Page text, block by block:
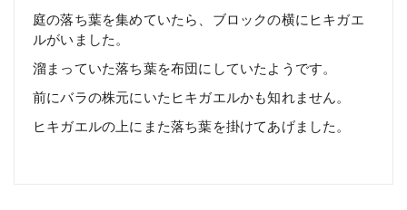
庭の落ち葉を集めていたら、ブロックの横にヒキガエ
ルがいました。
溜まっていた落ち葉を布団にしていたようです。
前にバラの株元にいたヒキガエルかも知れません。
ヒキガエルの上にまた落ち葉を掛けてあげました。